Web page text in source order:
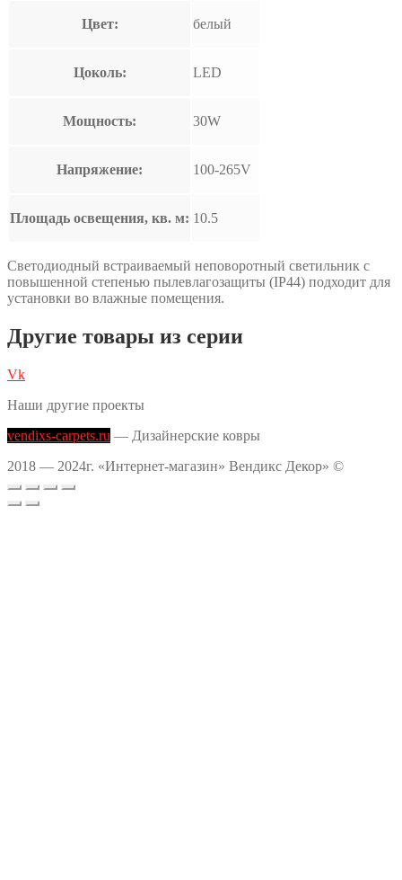
Цвет: белый
Цоколь: LED
Мощность: 30W
Напряжение: 100-265V
Площадь освещения, кв. м: 10.5
Светодиодный встраиваемый неповоротный светильник с
повышенной степенью пылевлагозащиты (IP44) подходит для
установки во влажные помещения.
Другие товары из серии
Vk
Наши другие проекты
vendixs-carpets.ru — Дизайнерские ковры
2018 — 2024г. «Интернет-магазин» Вендикс Декор» ©